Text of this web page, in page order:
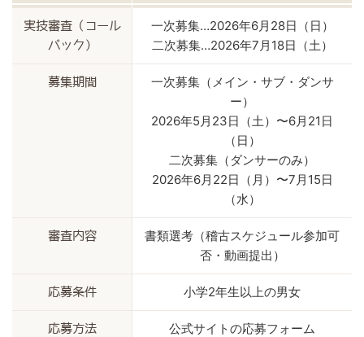
実技審査（コール
バック）
一次募集…2026年6月28日（日）
二次募集…2026年7月18日（土）
募集期間
一次募集（メイン・サブ・ダンサ
ー）
2026年5月23日（土）〜6月21日
（日）
二次募集（ダンサーのみ）
2026年6月22日（月）〜7月15日
（水）
審査内容
書類選考（稽古スケジュール参加可
否・動画提出）
応募条件 小学2年生以上の男女
応募方法 公式サイトの応募フォーム